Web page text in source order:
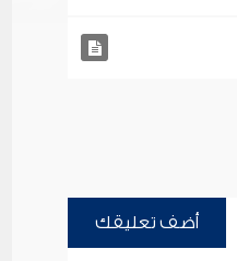
أضف تعليقك